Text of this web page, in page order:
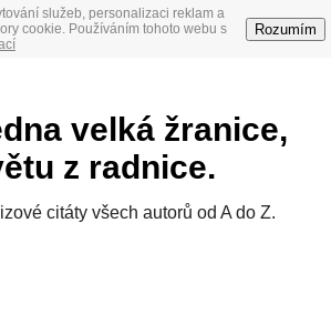
služeb, personalizaci reklam a
cookie. Používáním tohoto webu s
Rozumím
velká žranice,
z radnice.
citáty všech autorů od A do Z.